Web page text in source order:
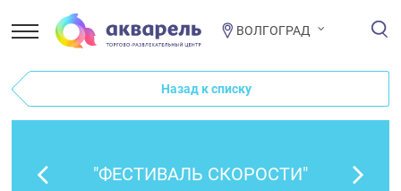
ВОЛГОГРАД
Назад к списку
"ФЕСТИВАЛЬ СКОРОСТИ"